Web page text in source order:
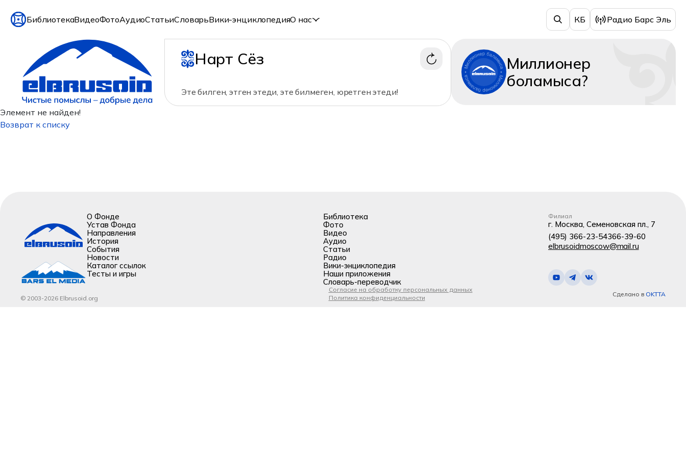
БиблиотекаВидеоФотоАудиоСтатьиСловарьВики-энциклопедияО нас КБ Радио Барс Эль
Нарт Сёз
Эте билген, этген этеди, эте билмеген, юретген этеди!
Миллионер
боламыса?
Элемент не найден!
Возврат к списку
О Фонде
Устав Фонда
Направления
История
События
Новости
Каталог ссылок
Тесты и игры
Библиотека
Фото
Видео
Аудио
Статьи
Радио
Вики-энциклопедия
Наши приложения
Словарь-переводчик
Филиал
г. Москва, Семеновская пл., 7
(495) 366-23-54366-39-60
elbrusoidmoscow@mail.ru
© 2003-2026 Elbrusoid.org
Согласие на обработку персональных данных
Политика конфиденциальности
Сделано в OKTTA